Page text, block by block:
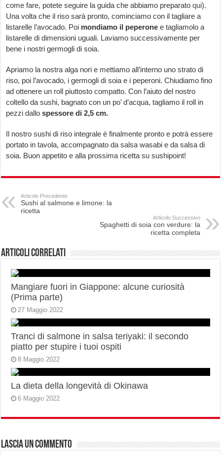
come fare, potete seguire la guida che abbiamo preparatoqui).
Una volta che il riso sarà pronto, cominciamo con il tagliare a
listarelle l’avocado. Poi mondiamo il peperone e tagliamolo a
listarelle di dimensioni uguali. Laviamo successivamente per
bene i nostri germogli di soia.
Apriamo la nostra alga nori e mettiamo all’interno uno strato di
riso, poi l’avocado, i germogli di soia e i peperoni. Chiudiamo fino
ad ottenere un roll piuttosto compatto. Con l’aiuto del nostro
coltello da sushi, bagnato con un po’ d’acqua, tagliamo il roll in
pezzi dallospessore di 2,5 cm.
Il nostro sushi di riso integrale è finalmente pronto e potrà essere
portato in tavola, accompagnato da salsa wasabi e da salsa di
soia. Buon appetito e alla prossima ricetta su sushipoint!
Articolo Precedente
Sushi al salmone e limone: la
ricetta
Articolo Successivo
Spaghetti di soia con verdure: la
ricetta completa
Articoli correlati
Mangiare fuori in Giappone: alcune curiosità
(Prima parte)
27 Maggio 2022
Tranci di salmone in salsa teriyaki: il secondo
piatto per stupire i tuoi ospiti
8 Maggio 2022
La dieta della longevità di Okinawa
6 Maggio 2022
Lascia un commento